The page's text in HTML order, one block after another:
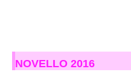
NOVELLO 2016